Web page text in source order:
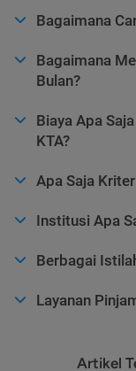
Bagaimana
Bagaimana
Bulan?
Biaya Apa
KTA?
Apa Saja
Institusi Apa
Berbagai
Layanan
Artikel